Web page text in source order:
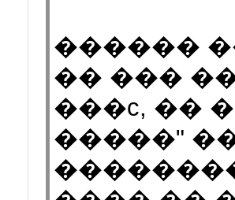
������
�� ���
���c, ��
�����"